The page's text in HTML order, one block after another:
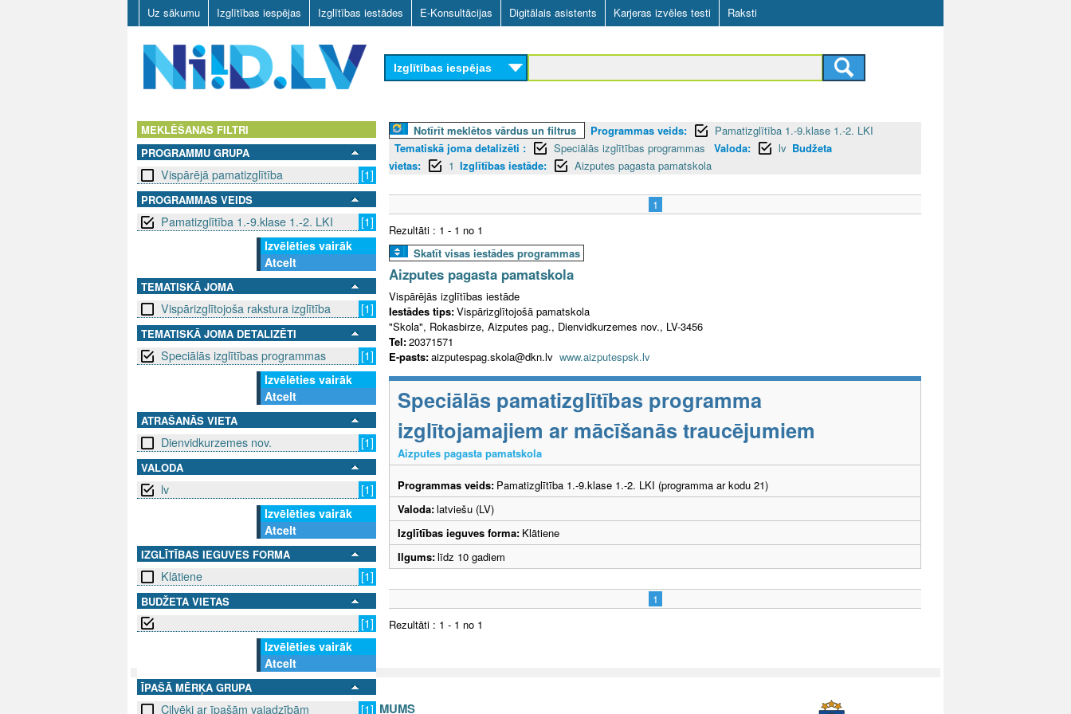
Skip
to
main
content
Uz sākumu Izglītības iespējas Izglītības iestādes E-Konsultācijas Digitālais asistents Karjeras izvēles testi Raksti
D
V
Izglītības iespējas
MEKLĒŠANAS FILTRI
PROGRAMMU GRUPA
Vispārējā pamatizglītība [1]
PROGRAMMAS VEIDS
Pamatizglītība 1.-9.klase 1.-2. LKI
[1]
Izvēlēties vairāk
Atcelt
TEMATISKĀ JOMA
Vispārizglītojoša rakstura izglītība [1]
TEMATISKĀ JOMA DETALIZĒTI
Speciālās izglītības programmas
[1]
Izvēlēties vairāk
Atcelt
ATRAŠANĀS VIETA
Dienvidkurzemes nov. [1]
VALODA
lv
[1]
Izvēlēties vairāk
Atcelt
IZGLĪTĪBAS IEGUVES FORMA
Klātiene [1]
BUDŽETA VIETAS
[1]
Izvēlēties vairāk
Atcelt
ĪPAŠĀ MĒRĶA GRUPA
Cilvēki ar īpašām vajadzībām [1]
Notīrīt meklētos vārdus un filtrus Programmas veids:
Pamatizglītība 1.-9.klase 1.-2. LKI
Tematiskā joma detalizēti :
Speciālās izglītības programmas Valoda: lv Budžeta
vietas:
1 Izglītības iestāde: Aizputes pagasta pamatskola
1
Rezultāti : 1 - 1 no 1
Skatīt visas iestādes programmas
Aizputes pagasta pamatskola
Vispārējās izglītības iestāde
Iestādes tips:Vispārizglītojošā pamatskola
"Skola", Rokasbirze, Aizputes pag., Dienvidkurzemes nov., LV-3456
Tel:20371571
E-pasts:aizputespag.skola@dkn.lv www.aizputespsk.lv
Speciālās pamatizglītības programma
izglītojamajiem ar mācīšanās traucējumiem
Aizputes pagasta pamatskola
Programmas veids: Pamatizglītība 1.-9.klase 1.-2. LKI (programma ar kodu 21)
Valoda:latviešu (LV)
Izglītības ieguves forma: Klātiene
Ilgums:līdz 10 gadiem
1
Rezultāti : 1 - 1 no 1
SEKO MUMS SAZINIES AR MUMS